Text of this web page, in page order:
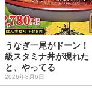
うなぎ一尾がドーン！
級スタミナ丼が現れ
と、やってる
2026年8月6日